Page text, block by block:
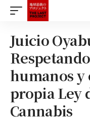
Juicio
humanos
propia Ley
Cannabis